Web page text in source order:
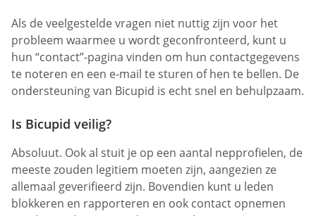
Als de veelgestelde vragen niet nuttig zijn voor het
probleem waarmee u wordt geconfronteerd, kunt u
hun “contact”-pagina vinden om hun contactgegevens
te noteren en een e-mail te sturen of hen te bellen. De
ondersteuning van Bicupid is echt snel en behulpzaam.
Is Bicupid veilig?
Absoluut. Ook al stuit je op een aantal nepprofielen, de
meeste zouden legitiem moeten zijn, aangezien ze
allemaal geverifieerd zijn. Bovendien kunt u leden
blokkeren en rapporteren en ook contact opnemen